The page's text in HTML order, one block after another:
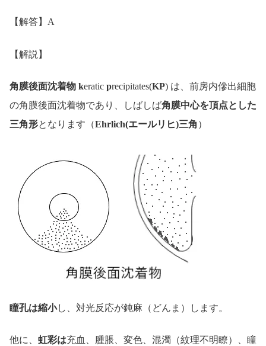
【解答】A
【解説】
角膜後面沈着物 keratic precipitates(KP) は、前房内傪出細胞
の角膜後面沈着物であり、しばしば角膜中心を頂点とした
三角形となります（Ehrlich(エールリヒ)三角 ）
瞳孔は縮小し、対光反応が鈍麻（どんま）します。
他に、 虹彩は充血、腫脹、変色、混濁（紋理不明瞭）、瞳